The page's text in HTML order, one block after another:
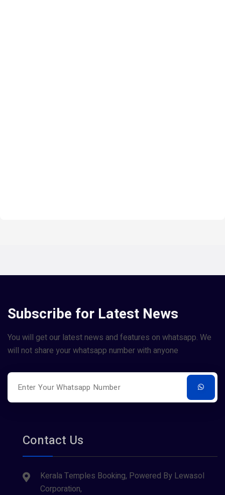
Subscribe for Latest News
You will get our latest news and features on whatsapp. We
will not share your whatsapp number with anyone
Contact Us
Kerala Temples Booking, Powered By Lewasol
Corporation,